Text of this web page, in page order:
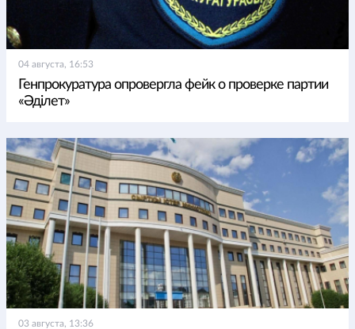
04 августа, 16:53
Генпрокуратура опровергла фейк о проверке партии
«Әділет»
03 августа, 13:36